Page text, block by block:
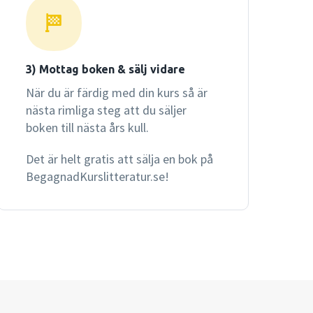
3) Mottag boken & sälj vidare
När du är färdig med din kurs så är
nästa rimliga steg att du säljer
boken till nästa års kull.
Det är helt gratis att sälja en bok på
BegagnadKurslitteratur.se!